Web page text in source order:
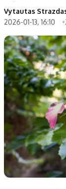
Pasaulis
Politika
Patarimai
Dirbtinis
Gineso rekordai
Didžiosios
Vilniaus miesto
Kauno miesto
Klaipėdos miesto
Panevėžio miesto
Vytautas
2026-01-13, 16:10